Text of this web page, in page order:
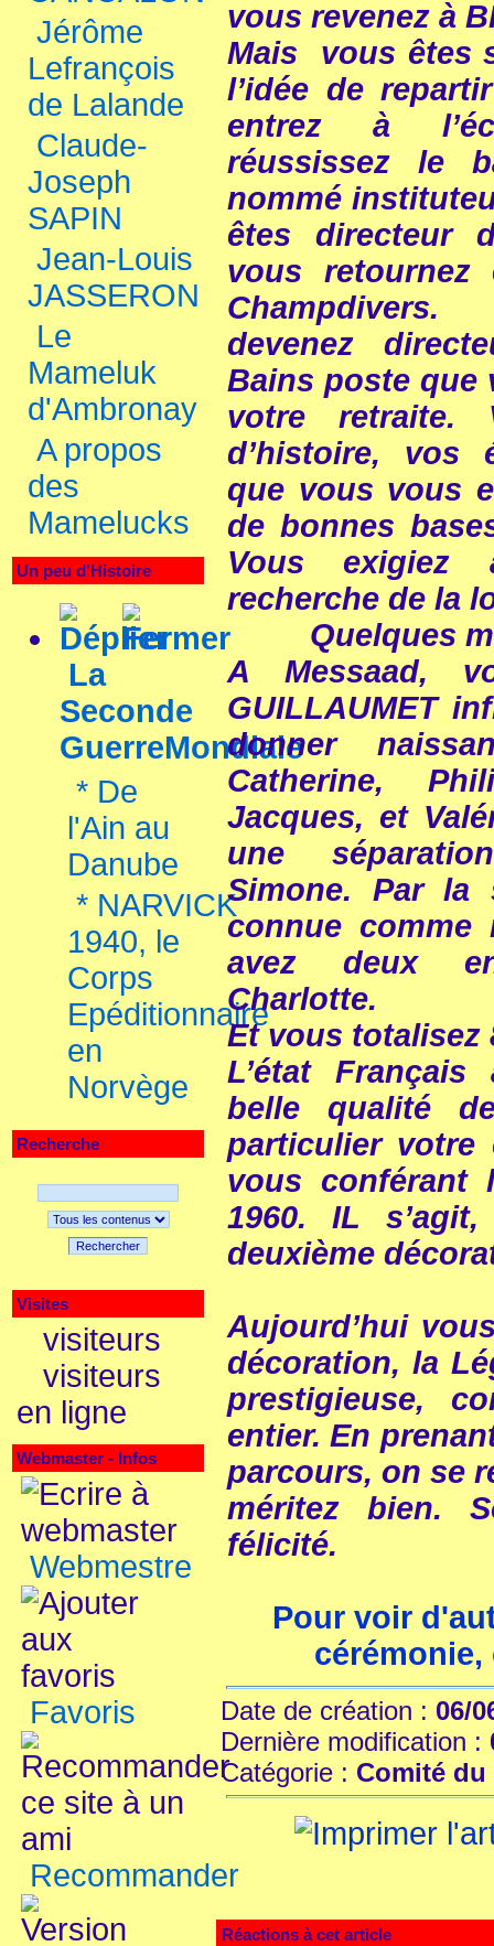
Jérôme
Lefrançois
de Lalande
Claude-
Joseph
SAPIN
Jean-Louis
JASSERON
Le
Mameluk
d'Ambronay
A propos
des
Mamelucks
Un peu d'Histoire
La
Seconde
GuerreMondiale
* De
l'Ain au
Danube
* NARVICK
1940, le
Corps
Epéditionnaire
en
Norvège
Recherche
Rechercher
Visites
visiteurs
visiteurs
en ligne
Webmaster - Infos
Webmestre
Favoris
Recommander
vous revenez à
Mais vous êtes
l’idée de
entrez à
réussissez le
nommé
êtes directeur
vous
devenez
Bains poste que
votre retraite.
d’histoire, vos
que vous vous
de bonnes
Vous
recherche de la
Quelques
A Messaad,
GUILLAUMET
donner
Catherine,
Jacques, et
une
Simone. Par la
connue
avez deux
Charlotte.
Et vous totalisez
L’état
belle qualité
particulier votre
vous conférant
1960. IL
deuxième
Aujourd’hui
décoration, la
prestigieuse,
entier. En
parcours, on se
méritez bien.
félicité.
Pour voir
Date de création : 06/
Dernière modification :
Catégorie : Comité du
Réactions à cet article